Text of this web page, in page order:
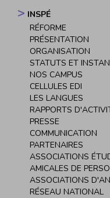
Navigation
principale
INSPÉ
RÉFORME
PRÉSENTATION
ORGANISATION
STATUTS ET
NOS CAMPUS
CELLULES EDI
LES LANGUES
RAPPORTS
PRESSE
COMMUNICATION
PARTENAIRES
ASSOCIATIONS
AMICALES DE
ASSOCIATIONS
RÉSEAU NATIONAL